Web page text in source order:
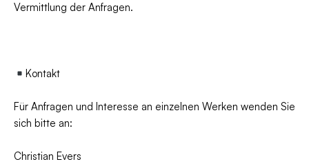
Vermittlung der Anfragen.
Kontakt
Für Anfragen und Interesse an einzelnen Werken wenden Sie
sich bitte an:
Christian Evers